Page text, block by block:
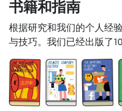
书籍和指南
根据研究和我们的个人经
与技巧。我们已经出版了